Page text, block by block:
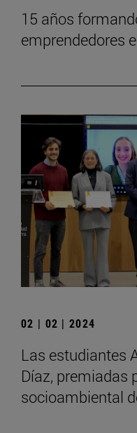
15 años
emprendedores
02 | 02 | 2024
Las estudiantes
Díaz, premiadas
socioambiental